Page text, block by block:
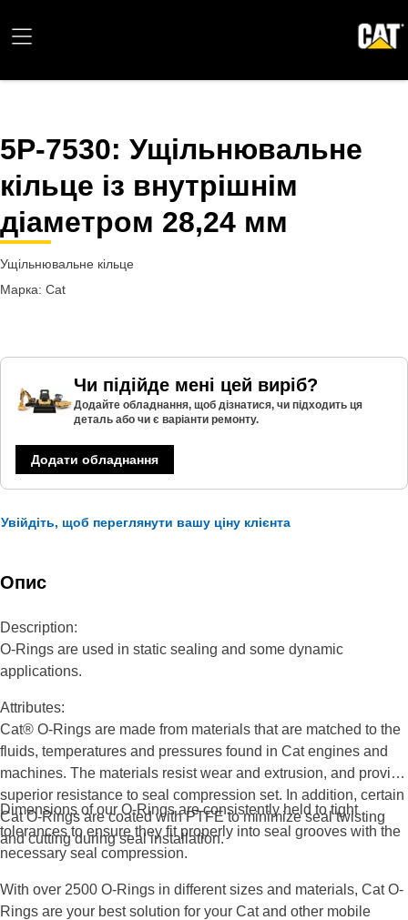
5P-7530: Ущільнювальне
кільце із внутрішнім
діаметром 28,24 мм
Ущільнювальне кільце
Марка: Cat
Чи підійде мені цей виріб?
Додайте обладнання, щоб дізнатися, чи підходить ця
деталь або чи є варіанти ремонту.
Додати обладнання
Увійдіть, щоб переглянути вашу ціну клієнта
Опис
Description:
O-Rings are used in static sealing and some dynamic
applications.
Attributes:
Cat® O-Rings are made from materials that are matched to the
fluids, temperatures and pressures found in Cat engines and
machines. The materials resist wear and extrusion, and provide
superior resistance to seal compression set. In addition, certain
Cat O-Rings are coated with PTFE to minimize seal twisting
and cutting during seal installation.
Dimensions of our O-Rings are consistently held to tight
tolerances to ensure they fit properly into seal grooves with the
necessary seal compression.
With over 2500 O-Rings in different sizes and materials, Cat O-
Rings are your best solution for your Cat and other mobile